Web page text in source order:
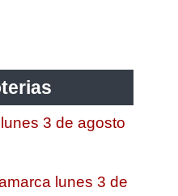
3 de agosto
lunes 3 de